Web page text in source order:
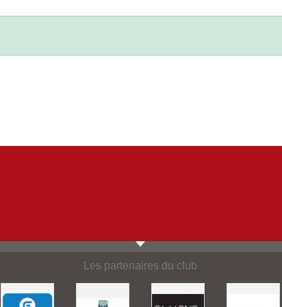
Les partenaires du club